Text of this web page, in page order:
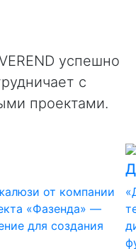
успешно
с
проектами.
от компании
«Фазенда» —
для создания